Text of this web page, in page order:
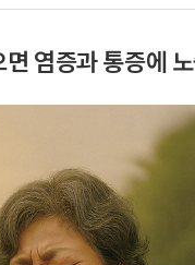
염증과 통증에